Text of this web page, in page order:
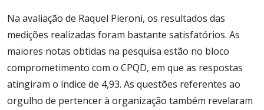
Na avaliação de Raquel Pieroni, os resultados das
medições realizadas foram bastante satisfatórios. As
maiores notas obtidas na pesquisa estão no bloco
comprometimento com o CPQD, em que as respostas
atingiram o índice de 4,93. As questões referentes ao
orgulho de pertencer à organização também revelaram